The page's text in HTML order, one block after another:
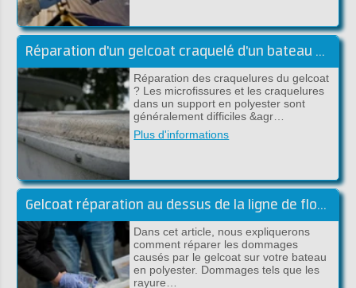
Réparation d'un gelcoat craquelé d'un bateau en polyester
Réparation des craquelures du gelcoat
? Les microfissures et les craquelures
dans un support en polyester sont
généralement difficiles &agr…
Plus d'informations
Gelcoat réparation au dessus de la ligne de flottaison
Dans cet article, nous expliquerons
comment réparer les dommages
causés par le gelcoat sur votre bateau
en polyester. Dommages tels que les
rayure…